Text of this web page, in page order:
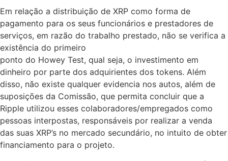
Em relação a distribuição de XRP como forma de
pagamento para os seus funcionários e prestadores de
serviços, em razão do trabalho prestado, não se verifica a
existência do primeiro
ponto do Howey Test, qual seja, o investimento em
dinheiro por parte dos adquirientes dos tokens. Além
disso, não existe qualquer evidencia nos autos, além de
suposições da Comissão, que permita concluir que a
Ripple utilizou esses colaboradores/empregados como
pessoas interpostas, responsáveis por realizar a venda
das suas XRP’s no mercado secundário, no intuito de obter
financiamento para o projeto.